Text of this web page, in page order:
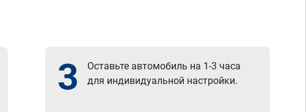
3
Оставьте автомобиль на 1-3 часа
для индивидуальной настройки.